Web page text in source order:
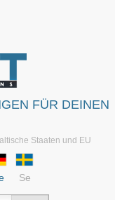
FÜR DEINEN
Staaten und EU
Se